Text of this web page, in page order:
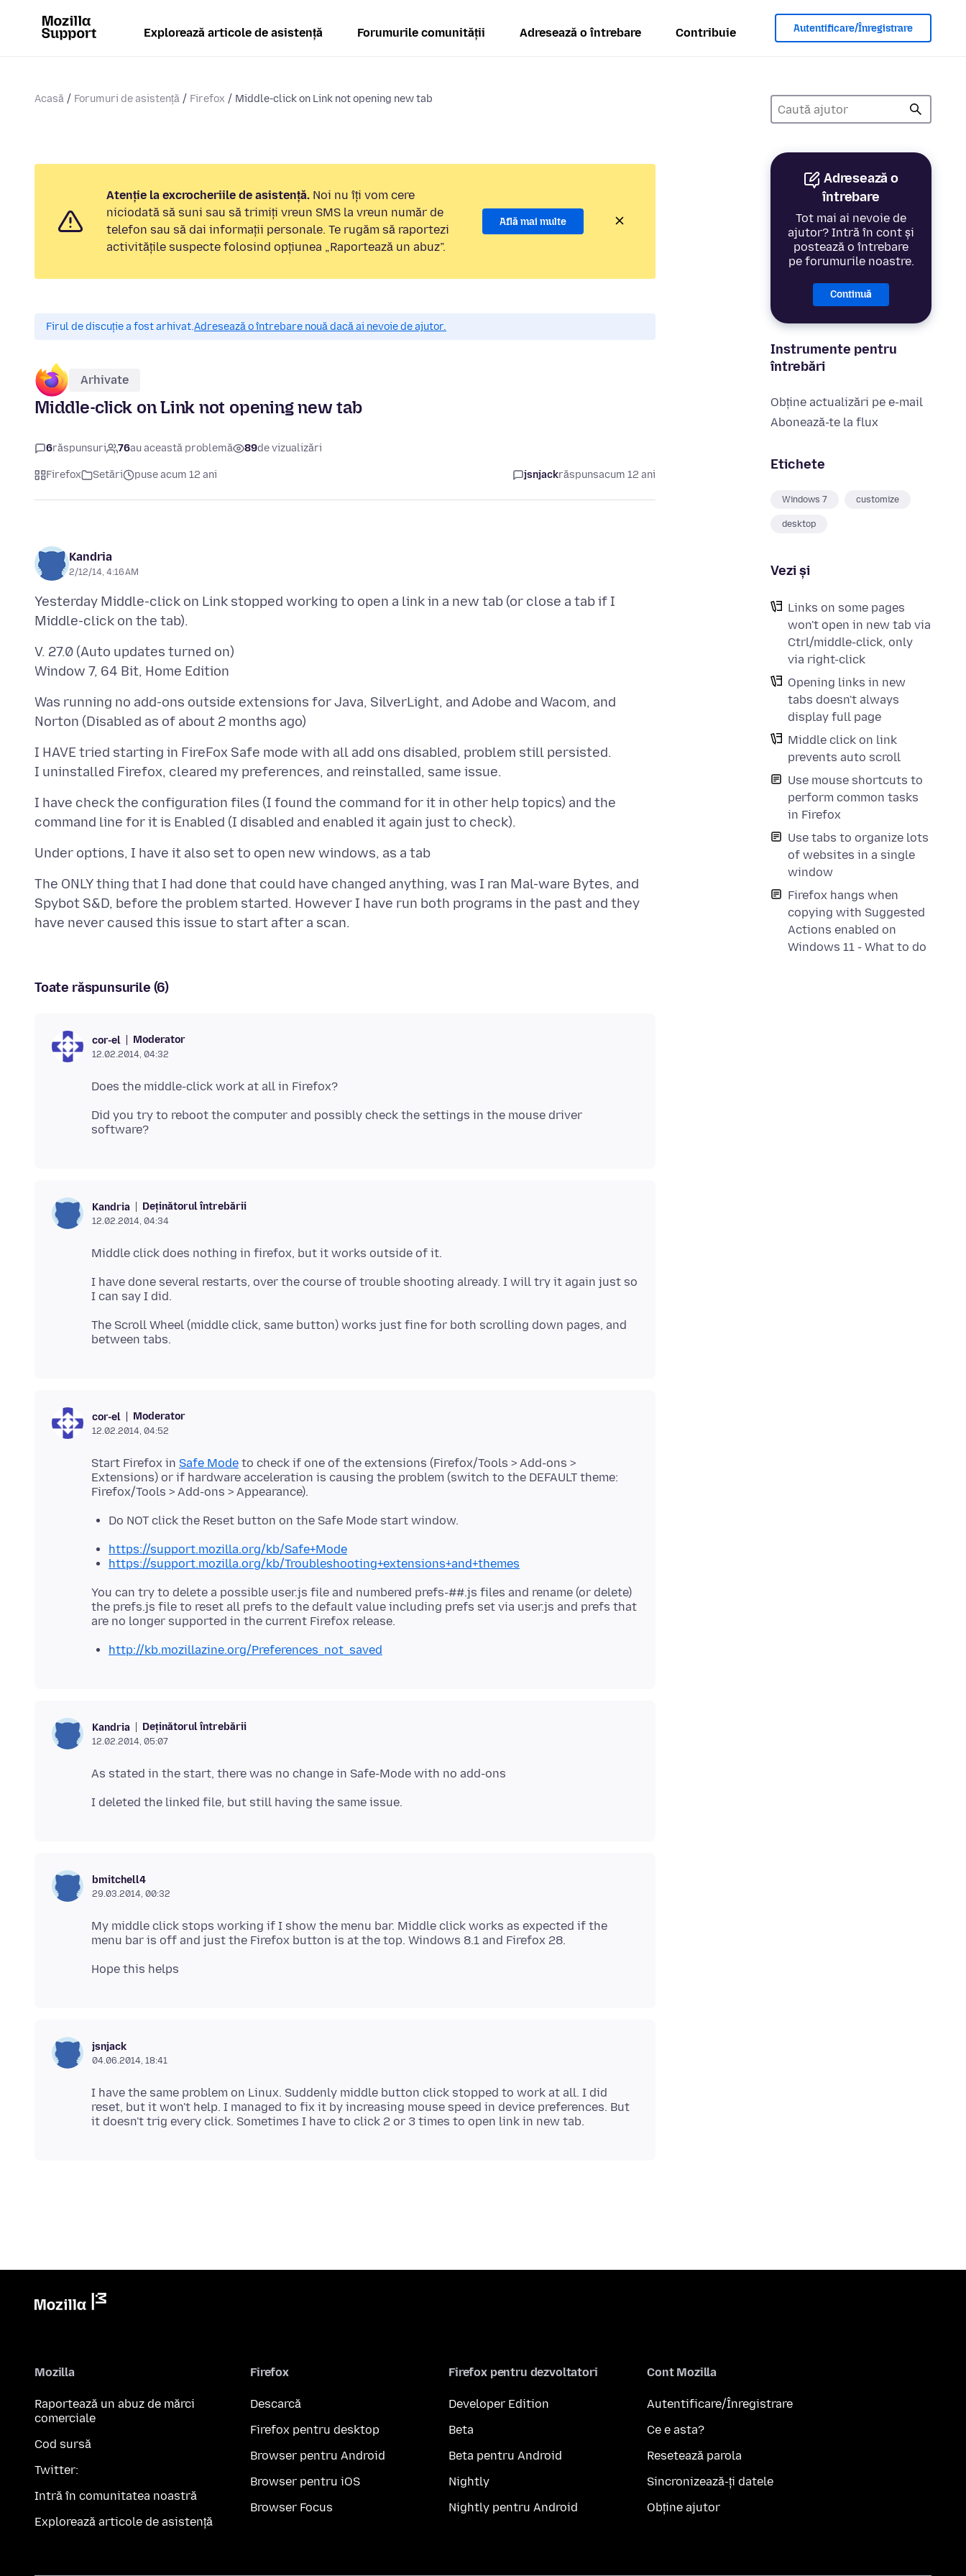
Explorează articole de asistență Forumurile comunității Adresează o întrebare Contribuie Autentificare/Înregistrare
Acasă Forumuri de asistență Firefox Middle-click on Link not opening new tab
Adresează o
întrebare
Tot mai ai nevoie de
ajutor? Intră în cont și
postează o întrebare
pe forumurile noastre.
Continuă
Instrumente pentru
întrebări
Obține actualizări pe e-mail
Abonează-te la flux
Etichete
Windows 7 customize
desktop
Vezi și
Links on some pages
won't open in new tab via
Ctrl/middle-click, only
via right-click
Opening links in new
tabs doesn't always
display full page
Middle click on link
prevents auto scroll
Use mouse shortcuts to
perform common tasks
in Firefox
Use tabs to organize lots
of websites in a single
window
Firefox hangs when
copying with Suggested
Actions enabled on
Windows 11 - What to do
Atenție la excrocheriile de asistență. Noi nu îți vom cere
niciodată să suni sau să trimiți vreun SMS la vreun număr de
telefon sau să dai informații personale. Te rugăm să raportezi
activitățile suspecte folosind opțiunea „Raportează un abuz”.
Află mai multe
Firul de discuție a fost arhivat.Adresează o întrebare nouă dacă ai nevoie de ajutor.
Arhivate
Middle-click on Link not opening new tab
6răspunsuri 76au această problemă 89de vizualizări
Firefox Setări puse acum 12 ani jsnjackrăspunsacum 12 ani
Kandria
2/12/14, 4:16 AM
Yesterday Middle-click on Link stopped working to open a link in a new tab (or close a tab if I
V. 27.0 (Auto updates turned on)
Was running no add-ons outside extensions for Java, SilverLight, and Adobe and Wacom, and
I HAVE tried starting in FireFox Safe mode with all add ons disabled, problem still persisted.
I have check the configuration files (I found the command for it in other help topics) and the
The ONLY thing that I had done that could have changed anything, was I ran Mal-ware Bytes, and
Spybot S&D, before the problem started. However I have run both programs in the past and they
Toate răspunsurile (6)
cor-el Moderator
12.02.2014, 04:32
Did you try to reboot the computer and possibly check the settings in the mouse driver
Kandria Deținătorul întrebării
12.02.2014, 04:34
I have done several restarts, over the course of trouble shooting already. I will try it again just so
The Scroll Wheel (middle click, same button) works just fine for both scrolling down pages, and
cor-el Moderator
12.02.2014, 04:52
Start Firefox in Safe Mode to check if one of the extensions (Firefox/Tools > Add-ons >
Extensions) or if hardware acceleration is causing the problem (switch to the DEFAULT theme:
Do NOT click the Reset button on the Safe Mode start window.
https://support.mozilla.org/kb/Safe+Mode
https://support.mozilla.org/kb/Troubleshooting+extensions+and+themes
You can try to delete a possible user.js file and numbered prefs-##.js files and rename (or delete)
the prefs.js file to reset all prefs to the default value including prefs set via user.js and prefs that
http://kb.mozillazine.org/Preferences_not_saved
Kandria Deținătorul întrebării
12.02.2014, 05:07
bmitchell4
29.03.2014, 00:32
My middle click stops working if I show the menu bar. Middle click works as expected if the
jsnjack
04.06.2014, 18:41
I have the same problem on Linux. Suddenly middle button click stopped to work at all. I did
reset, but it won't help. I managed to fix it by increasing mouse speed in device preferences. But
Mozilla
Raportează un abuz de mărci
comerciale
Cod sursă
Twitter:
Intră în comunitatea noastră
Explorează articole de asistență
Firefox
Descarcă
Firefox pentru desktop
Browser pentru Android
Browser pentru iOS
Browser Focus
Firefox pentru dezvoltatori
Developer Edition
Beta
Beta pentru Android
Nightly
Nightly pentru Android
Cont Mozilla
Autentificare/Înregistrare
Ce e asta?
Resetează parola
Sincronizează-ți datele
Obține ajutor